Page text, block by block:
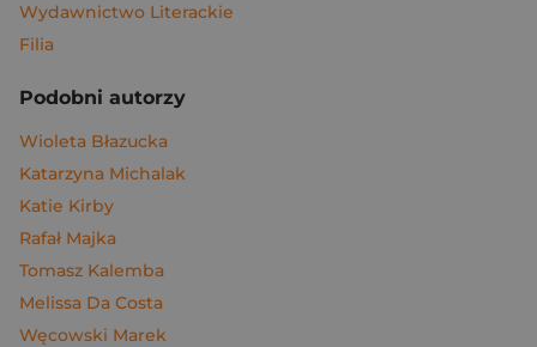
Wydawnictwo Literackie
Filia
Podobni autorzy
Wioleta Błazucka
Katarzyna Michalak
Katie Kirby
Rafał Majka
Tomasz Kalemba
Melissa Da Costa
Węcowski Marek